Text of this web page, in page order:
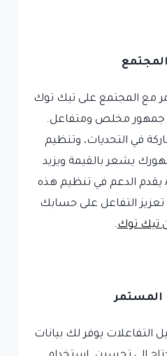
مع المجتمع على تيك توك
جمهور مخلص ومتفاعل.
في التحديات، وتنظيم
يشعر بالقيمة ويزيد
من ولائهم لك. متجر A2G يقدم الدعم في تنظيم هذه
التفاعل على حسابك
تيك توك.
المستمر
التفاعلات يوفر لك بيانات